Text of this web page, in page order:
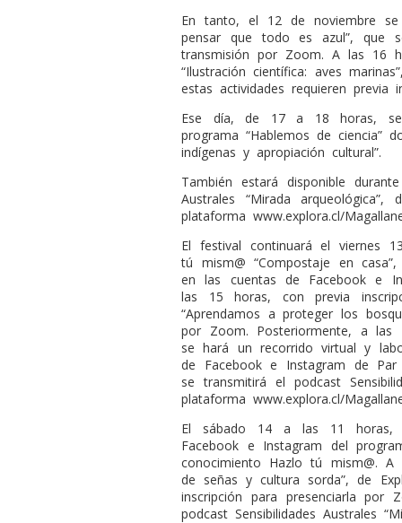
En tanto, el 12 de noviembre se
pensar que todo es azul”, que
transmisión por Zoom. A las 16
“Ilustración científica: aves
estas actividades requieren previa
Ese día, de 17 a 18 horas,
programa “Hablemos de ciencia”
indígenas y apropiación cultural”.
También estará disponible
Australes “Mirada
plataforma www.explora.cl/
El festival continuará el viernes
tú mism@ “Compostaje en
en las cuentas de Facebook e
las 15 horas, con previa
“Aprendamos a proteger los
por Zoom. Posteriormente, a las
se hará un recorrido virtual y
de Facebook e Instagram de
se transmitirá el podcast
plataforma www.explora.cl/
El sábado 14 a las 11 horas,
Facebook e Instagram del
conocimiento Hazlo tú mism@.
de señas y cultura sorda”, de
inscripción para presenciarla
podcast Sensibilidades Australes